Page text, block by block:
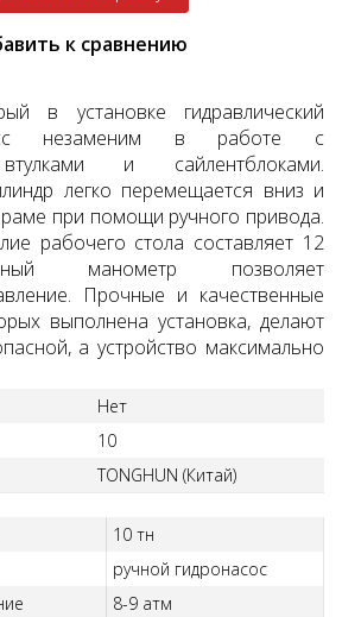
к сравнению
в установке гидравлический
незаменим в работе с
и сайлентблоками.
легко перемещается вниз и
при помощи ручного привода.
рабочего стола составляет 12
манометр позволяет
Прочные и качественные
выполнена установка, делают
а устройство максимально
Нет
10
TONGHUN (Китай)
10 тн
ручной гидронасос
8-9 атм